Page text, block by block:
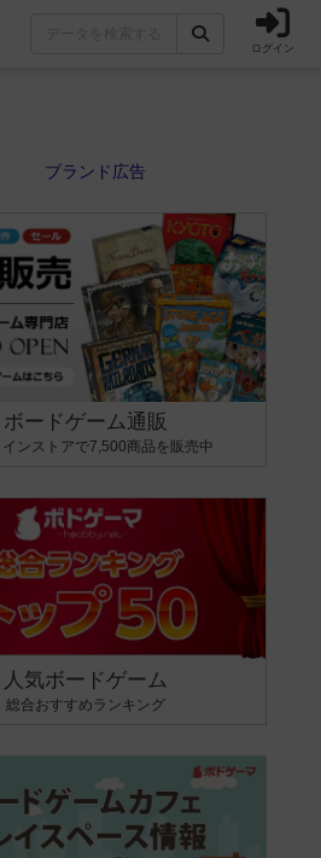
ログイン
ボードゲーム通販
インストアで7,500商品を販売中
人気ボードゲーム
総合おすすめランキング